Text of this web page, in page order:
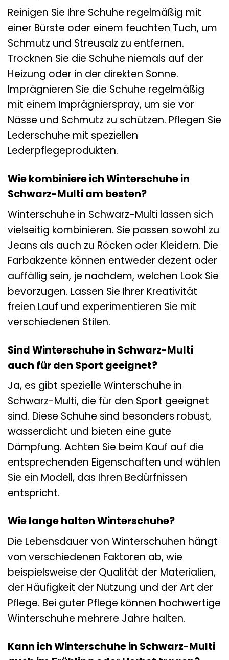
Reinigen Sie Ihre Schuhe regelmäßig mit
einer Bürste oder einem feuchten Tuch, um
Schmutz und Streusalz zu entfernen.
Trocknen Sie die Schuhe niemals auf der
Heizung oder in der direkten Sonne.
Imprägnieren Sie die Schuhe regelmäßig
mit einem Imprägnierspray, um sie vor
Nässe und Schmutz zu schützen. Pflegen Sie
Lederschuhe mit speziellen
Lederpflegeprodukten.
Wie kombiniere ich Winterschuhe in
Schwarz-Multi am besten?
Winterschuhe in Schwarz-Multi lassen sich
vielseitig kombinieren. Sie passen sowohl zu
Jeans als auch zu Röcken oder Kleidern. Die
Farbakzente können entweder dezent oder
auffällig sein, je nachdem, welchen Look Sie
bevorzugen. Lassen Sie Ihrer Kreativität
freien Lauf und experimentieren Sie mit
verschiedenen Stilen.
Sind Winterschuhe in Schwarz-Multi
auch für den Sport geeignet?
Ja, es gibt spezielle Winterschuhe in
Schwarz-Multi, die für den Sport geeignet
sind. Diese Schuhe sind besonders robust,
wasserdicht und bieten eine gute
Dämpfung. Achten Sie beim Kauf auf die
entsprechenden Eigenschaften und wählen
Sie ein Modell, das Ihren Bedürfnissen
entspricht.
Wie lange halten Winterschuhe?
Die Lebensdauer von Winterschuhen hängt
von verschiedenen Faktoren ab, wie
beispielsweise der Qualität der Materialien,
der Häufigkeit der Nutzung und der Art der
Pflege. Bei guter Pflege können hochwertige
Winterschuhe mehrere Jahre halten.
Kann ich Winterschuhe in Schwarz-Multi